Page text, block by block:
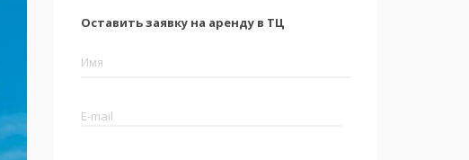
Оставить заявку на аренду в ТЦ